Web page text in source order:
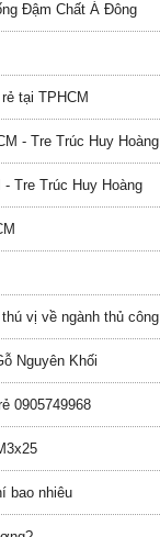
Đậm Chất Á Đông
tại TPHCM
- Tre Trúc Huy Hoàng
Tre Trúc Huy Hoàng
vị về ngành thủ công
Nguyên Khối
0905749968
bao nhiêu